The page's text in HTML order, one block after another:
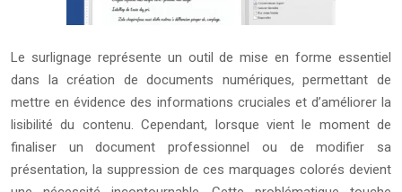
Le surlignage représente un outil de mise en forme essentiel
dans la création de documents numériques, permettant de
mettre en évidence des informations cruciales et d’améliorer la
lisibilité du contenu. Cependant, lorsque vient le moment de
finaliser un document professionnel ou de modifier sa
présentation, la suppression de ces marquages colorés devient